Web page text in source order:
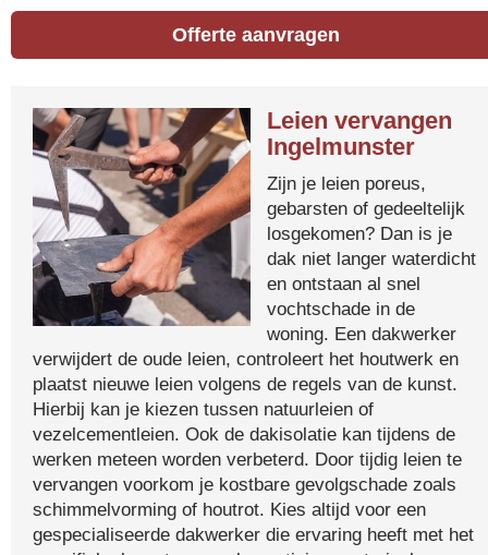
Offerte aanvragen
Leien vervangen
Ingelmunster
Zijn je leien poreus,
gebarsten of gedeeltelijk
losgekomen? Dan is je
dak niet langer waterdicht
en ontstaan al snel
vochtschade in de
woning. Een dakwerker
verwijdert de oude leien, controleert het houtwerk en
plaatst nieuwe leien volgens de regels van de kunst.
Hierbij kan je kiezen tussen natuurleien of
vezelcementleien. Ook de dakisolatie kan tijdens de
werken meteen worden verbeterd. Door tijdig leien te
vervangen voorkom je kostbare gevolgschade zoals
schimmelvorming of houtrot. Kies altijd voor een
gespecialiseerde dakwerker die ervaring heeft met het